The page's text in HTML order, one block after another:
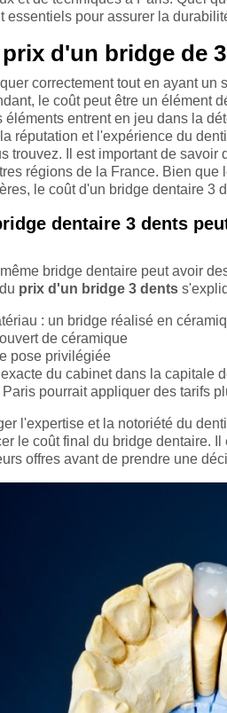
essentiels pour assurer la
d'un bridge de
correctement tout en ayant
le coût peut être un élément
éléments entrent en jeu dans la
réputation et l'expérience du
trouvez. Il est important de
régions de la France. Bien
le coût d'un bridge dentaire 3
dentaire 3 dents
même bridge dentaire peut avoir
prix d'un bridge 3 dents
: un bridge réalisé en
de céramique
pose privilégiée
du cabinet dans la capitale
pourrait appliquer des tarifs
l'expertise et la notoriété du
le coût final du bridge dentaire.
offres avant de prendre une